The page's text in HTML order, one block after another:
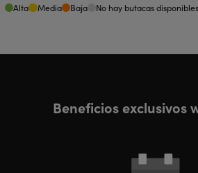
Alta Media Baja No hay butacas disponibles
Beneficios exclusivos